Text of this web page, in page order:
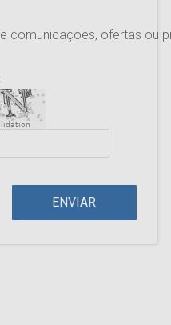
comunicações, ofertas ou
ENVIAR